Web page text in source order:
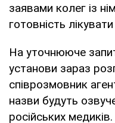
заявами колег із
готовність
На уточнююче
установи зараз
співрозмовник
назви будуть
російських медиків.